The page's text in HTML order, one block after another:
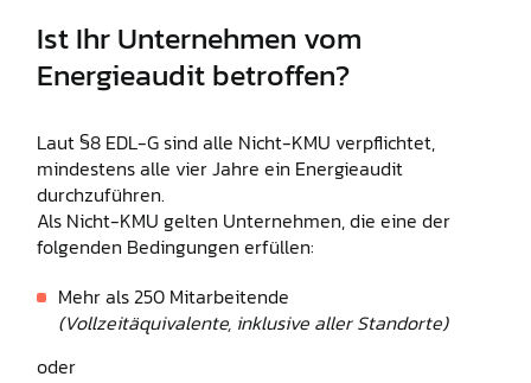
Ist Ihr Unternehmen vom
Energieaudit betroffen?
Laut §8 EDL-G sind alle Nicht-KMU verpflichtet,
mindestens alle vier Jahre ein Energieaudit
durchzuführen.
Als Nicht-KMU gelten Unternehmen, die eine der
folgenden Bedingungen erfüllen:
Mehr als 250 Mitarbeitende
(Vollzeitäquivalente, inklusive aller Standorte)
oder